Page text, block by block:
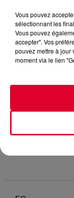
Vous pouvez
sélectionnant les
Vous pouvez
accepter". Vos
pouvez mettre à jour
moment via le lien